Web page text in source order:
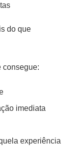
do que
consegue:
imediata
experiência